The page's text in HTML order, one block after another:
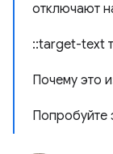
отключают
::target-text
Почему это
Попробуйте